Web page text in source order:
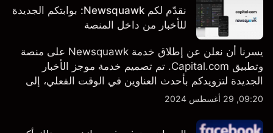
نقدّم لكم Newsquawk: بوابتكم الجديدة
للأخبار من داخل المنصة
يسرنا أن نعلن عن إطلاق خدمة Newsquawk على منصة
وتطبيق Capital.com. تم تصميم خدمة موجز الأخبار
الجديدة لتزويدكم بأحدث العناوين في الوقت الفعلي، إلى
جانب قصص إخبارية مخصصة وتقارير تحليلية متعمقة - وكل
بالضبط.
09:20, 29 أغسطس 2024